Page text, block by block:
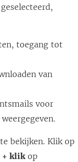
toegang tot
van
voor
bekijken. Klik op
+ klikop